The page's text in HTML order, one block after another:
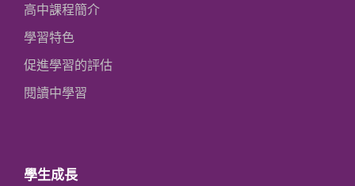
高中課程簡介
學習特色
促進學習的評估
閱讀中學習
學生成長